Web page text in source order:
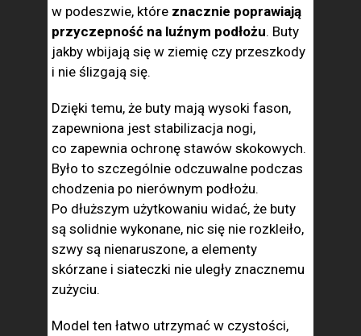
w podeszwie, które znacznie poprawiają
przyczepność na luźnym podłożu. Buty
jakby wbijają się w ziemię czy przeszkody
i nie ślizgają się.
Dzięki temu, że buty mają wysoki fason,
zapewniona jest stabilizacja nogi,
co zapewnia ochronę stawów skokowych.
Było to szczególnie odczuwalne podczas
chodzenia po nierównym podłożu.
Po dłuższym użytkowaniu widać, że buty
są solidnie wykonane, nic się nie rozkleiło,
szwy są nienaruszone, a elementy
skórzane i siateczki nie uległy znacznemu
zużyciu.
Model ten łatwo utrzymać w czystości,